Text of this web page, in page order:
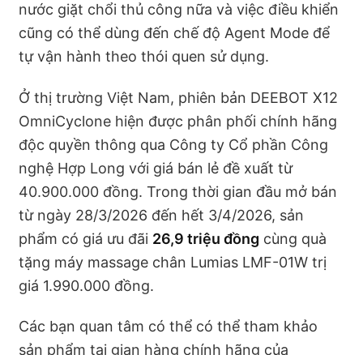
nước giặt chổi thủ công nữa và việc điều khiển
cũng có thể dùng đến chế độ Agent Mode để
tự vận hành theo thói quen sử dụng.
Ở thị trường Việt Nam, phiên bản DEEBOT X12
OmniCyclone hiện được phân phối chính hãng
độc quyền thông qua Công ty Cổ phần Công
nghệ Hợp Long với giá bán lẻ đề xuất từ
40.900.000 đồng. Trong thời gian đầu mở bán
từ ngày 28/3/2026 đến hết 3/4/2026, sản
phẩm có giá ưu đãi 26,9 triệu đồng cùng quà
tặng máy massage chân Lumias LMF-01W trị
giá 1.990.000 đồng.
Các bạn quan tâm có thể có thể tham khảo
sản phẩm tại gian hàng chính hãng của